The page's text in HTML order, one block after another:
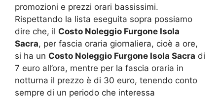
promozioni e prezzi orari bassissimi.
Rispettando la lista eseguita sopra possiamo
dire che, il Costo Noleggio Furgone Isola
Sacra, per fascia oraria giornaliera, cioè a ore,
si ha un Costo Noleggio Furgone Isola Sacra di
7 euro all’ora, mentre per la fascia oraria in
notturna il prezzo è di 30 euro, tenendo conto
sempre di un periodo che interessa